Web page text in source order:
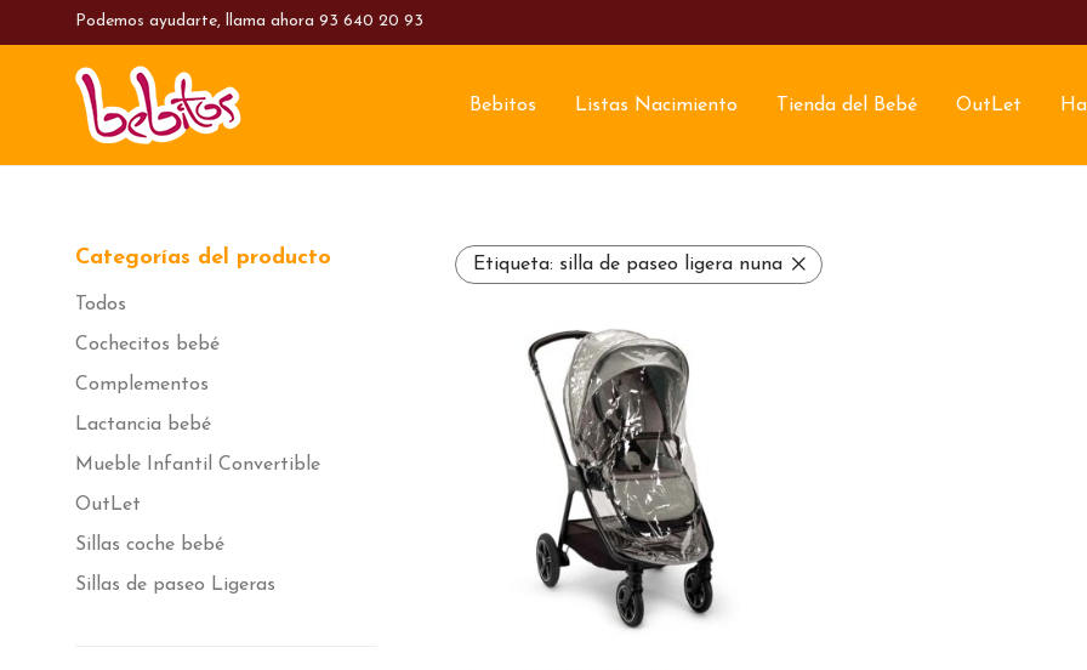
Podemos ayudarte, llama ahora 93 640 20 93
Bebitos Listas Nacimiento Tienda del Bebé OutLet
Categorías del producto
Todos
Cochecitos bebé
Complementos
Lactancia bebé
Mueble Infantil Convertible
OutLet
Sillas coche bebé
Sillas de paseo Ligeras
Etiqueta: silla de paseo ligera nuna